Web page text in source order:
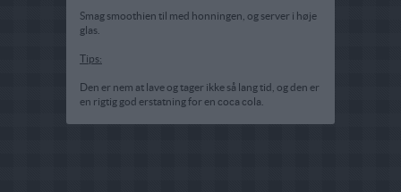
Smag smoothien til med honningen, og server i høje
glas.
Tips:
Den er nem at lave og tager ikke så lang tid, og den er
en rigtig god erstatning for en coca cola.